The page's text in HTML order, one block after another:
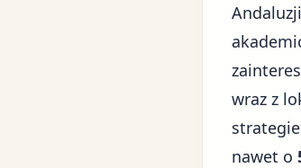
wraz z
nawet o